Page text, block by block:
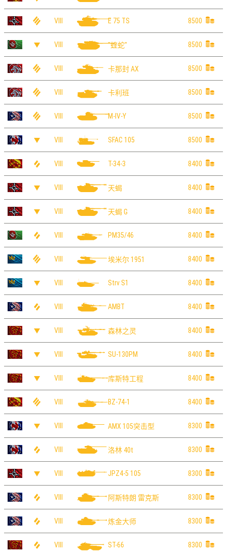
VIII E 75 TS 8500
VIII "蝰蛇" 8500
VIII 卡那封 AX 8500
VIII 卡利班 8500
VIII M-IV-Y 8500
VIII SFAC 105 8500
VIII T-34-3 8400
VIII 天蝎 8400
VIII 天蝎 G 8400
VIII PM35/46 8400
VIII 埃米尔 1951 8400
VIII Strv S1 8400
VIII AMBT 8400
VIII 森林之灵 8400
VIII SU-130PM 8400
VIII 库斯特工程 8400
VIII BZ-74-1 8400
VIII AMX 105突击型 8300
VIII 洛林 40t 8300
VIII JPZ4-5 105 8300
VIII 阿斯特朗 雷克斯 8300
VIII 炼金大师 8300
VIII ST-66 8300